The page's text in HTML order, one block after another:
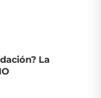
La